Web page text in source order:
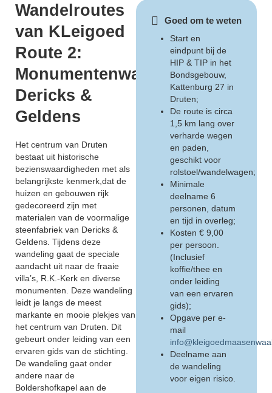
Wandelroutes
van KLeigoed
Route 2:
Monumentenwandeling
Dericks &
Geldens
Het centrum van Druten
bestaat uit historische
bezienswaardigheden met als
belangrijkste kenmerk,dat de
huizen en gebouwen rijk
gedecoreerd zijn met
materialen van de voormalige
steenfabriek van Dericks &
Geldens. Tijdens deze
wandeling gaat de speciale
aandacht uit naar de fraaie
villa’s, R.K.-Kerk en diverse
monumenten. Deze wandeling
leidt je langs de meest
markante en mooie plekjes van
het centrum van Druten. Dit
gebeurt onder leiding van een
ervaren gids van de stichting.
De wandeling gaat onder
andere naar de
Boldershofkapel aan de
Goed om te weten
Start en
eindpunt bij de
HIP & TIP in het
Bondsgebouw,
Kattenburg 27 in
Druten;
De route is circa
1,5 km lang over
verharde wegen
en paden,
geschikt voor
rolstoel/wandelwagen;
Minimale
deelname 6
personen, datum
en tijd in overleg;
Kosten € 9,00
per persoon.
(Inclusief
koffie/thee en
onder leiding
van een ervaren
gids);
Opgave per e-
mail
Deelname aan
de wandeling
voor eigen risico.